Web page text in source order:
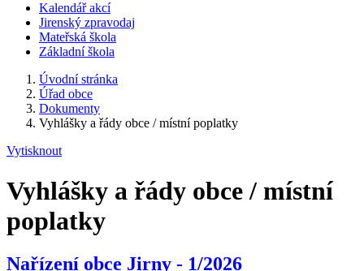
Kalendář akcí
Jirenský zpravodaj
Mateřská škola
Základní škola
Úvodní stránka
Úřad obce
Dokumenty
Vyhlášky a řády obce / místní poplatky
Vytisknout
Vyhlášky a řády obce / místní
poplatky
Nařízení obce Jirny - 1/2026